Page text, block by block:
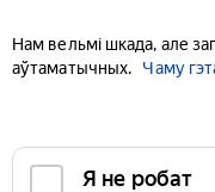
Нам вельмі шкада, але
аўтаматычных.
Чаму
Я не робат